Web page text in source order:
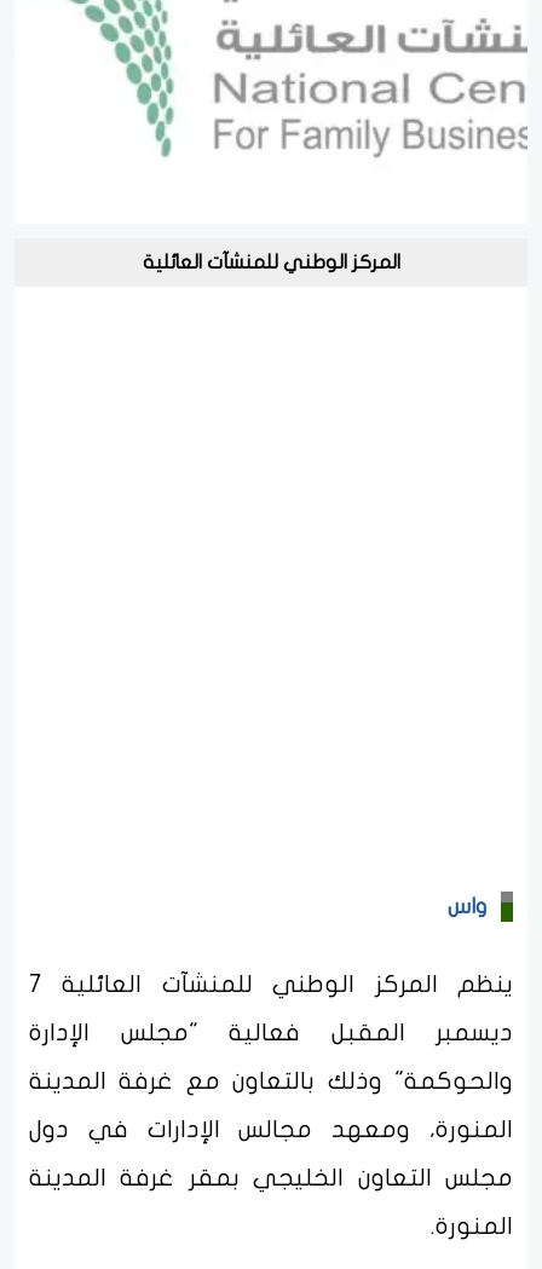
المركز الوطني للمنشآت العائلية
واس
ينظم المركز الوطني للمنشآت العائلية 7
ديسمبر المقبل فعالية "مجلس الإدارة
والحوكمة" وذلك بالتعاون مع غرفة المدينة
المنورة، ومعهد مجالس الإدارات في دول
مجلس التعاون الخليجي بمقر غرفة المدينة
المنورة.